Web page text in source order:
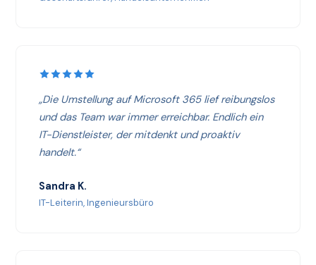
„Die Umstellung auf Microsoft 365 lief reibungslos
und das Team war immer erreichbar. Endlich ein
IT-Dienstleister, der mitdenkt und proaktiv
handelt.“
Sandra K.
IT-Leiterin, Ingenieursbüro